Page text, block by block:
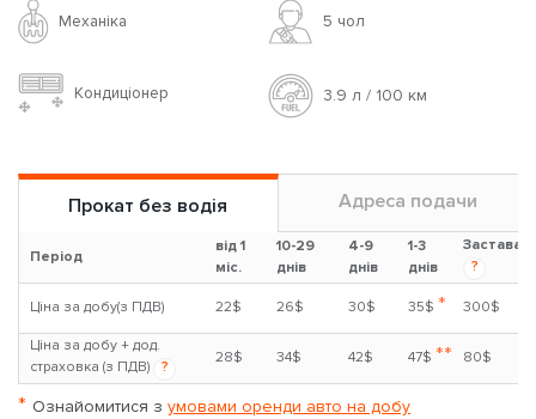
Механіка 5 чoл
Кондиціонер 3.9 л / 100 км
Прокат без водія Адреса подачи
Період
від 1
міс.
10-29
днів
4-9
днів
1-3
днів
Застава
?
Ціна за добу(з ПДВ) 22$ 26$ 30$ 35$ * 300$
Ціна за добу + дод.
страховка (з ПДВ)
?
28$ 34$ 42$ 47$ ** 80$
* Ознайомитися з умовами оренди авто на добу